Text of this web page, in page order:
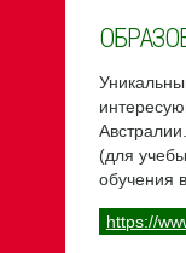
(для
обучения
https://